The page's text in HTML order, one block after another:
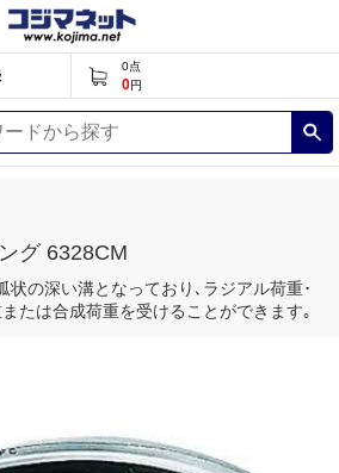
0点
0円
グ 6328CM
状の深い溝となっており､ラジアル荷重･
たは合成荷重を受けることができます｡